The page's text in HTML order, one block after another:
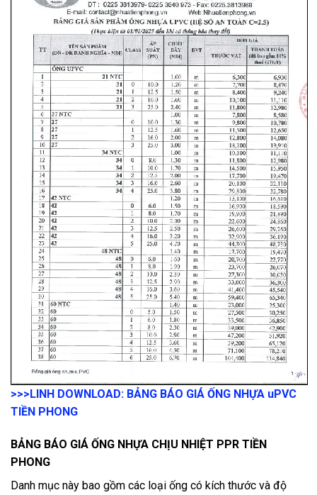
>>>LINH DOWNLOAD: BẢNG BÁO GIÁ ỐNG NHỰA uPVC
TIỀN PHONG
BẢNG BÁO GIÁ ỐNG NHỰA CHỊU NHIỆT PPR TIỀN
PHONG
Danh mục này bao gồm các loại ống có kích thước và độ